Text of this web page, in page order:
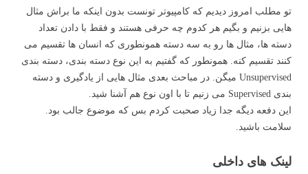
تو مطلب امروز دیدیم که کامپیوتر تونست بدون اینکه ما براش مثال
هایی بزنیم و بگیم هر کدوم چه حرفی هستند و فقط با دادن تعداد
دسته ها، مثال ها رو به سه دسته همونطوری که انسان ها تقسیم می
کنند تقسیم کنه. همونطور که گفتیم به این نوع دسته بندی، دسته بندی
Unsupervised میگن. در مباحث بعدی مثال هایی از یادگیری و دسته
بندی Supervised می زنیم تا با اون نوع هم آشنا شید.
این دفعه دیگه جدا زیاد صحبت کردم بس که موضوع جالب بود.
سلامت باشید.
لینک های داخلی